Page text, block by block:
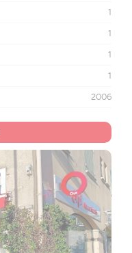
1
1
1
1
2006